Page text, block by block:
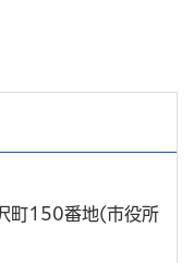
町150番地(市役所